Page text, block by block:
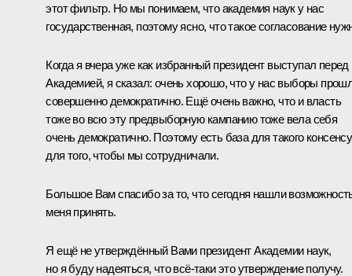
этот фильтр. Но мы понимаем, что академия наук у нас
государственная, поэтому ясно, что такое согласование
Когда я вчера уже как избранный президент выступал перед
Академией, я сказал: очень хорошо, что у нас выборы
совершенно демократично. Ещё очень важно, что и власть
тоже во всю эту предвыборную кампанию тоже вела себя
очень демократично. Поэтому есть база для такого
для того, чтобы мы сотрудничали.
Большое Вам спасибо за то, что сегодня нашли
меня принять.
Я ещё не утверждённый Вами президент Академии наук,
но я буду надеяться, что всё-таки это утверждение получу.